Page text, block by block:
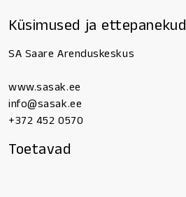
Küsimused ja ettepanekud
SA Saare Arenduskeskus
www.sasak.ee
info@sasak.ee
+372 452 0570
Toetavad